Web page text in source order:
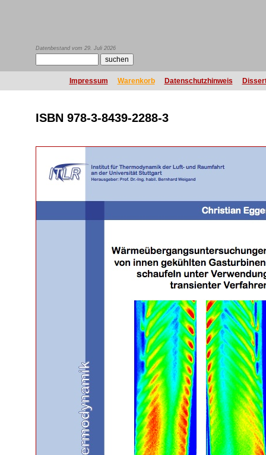
Datenbestand vom 29. Juli 2026
Impressum Warenkorb Datenschutzhinweis
ISBN 978-3-8439-2288-3